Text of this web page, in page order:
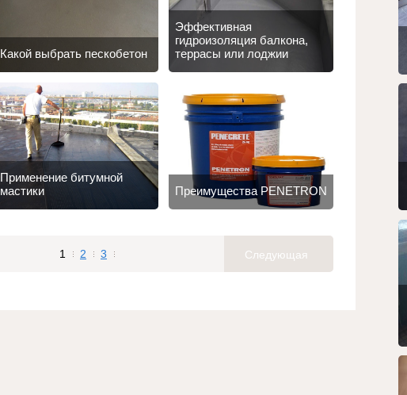
Какой выбрать пескобетон
Эффективная
гидроизоляция балкона,
террасы или лоджии
Применение битумной
мастики
Преимущества PENETRON
1 2 3 Следующая